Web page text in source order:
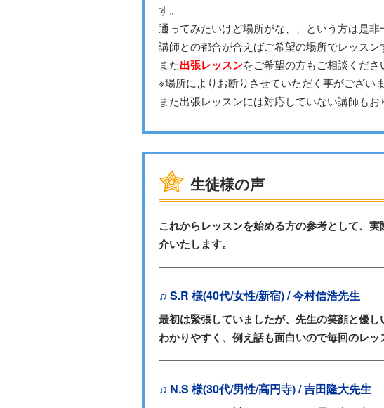
す。
通ってみたいけど場所がな、、という方は是非
講師との都合が合えばご希望の場所でレッスン
また出張レッスンをご希望の方もご相談くださ
※場所によりお断りさせていただく事がございま
また出張レッスンには対応していない講師もお
生徒様の声
これからレッスンを始める方の参考として、
介いたします。
♫ S.R 様(40代/女性/新宿) / 今村信浩先生
最初は緊張していましたが、先生の笑顔と優
わかりやすく、例え話も面白いので毎回のレッ
♫ N.S 様(30代/男性/高円寺) / 吉田隆大先生